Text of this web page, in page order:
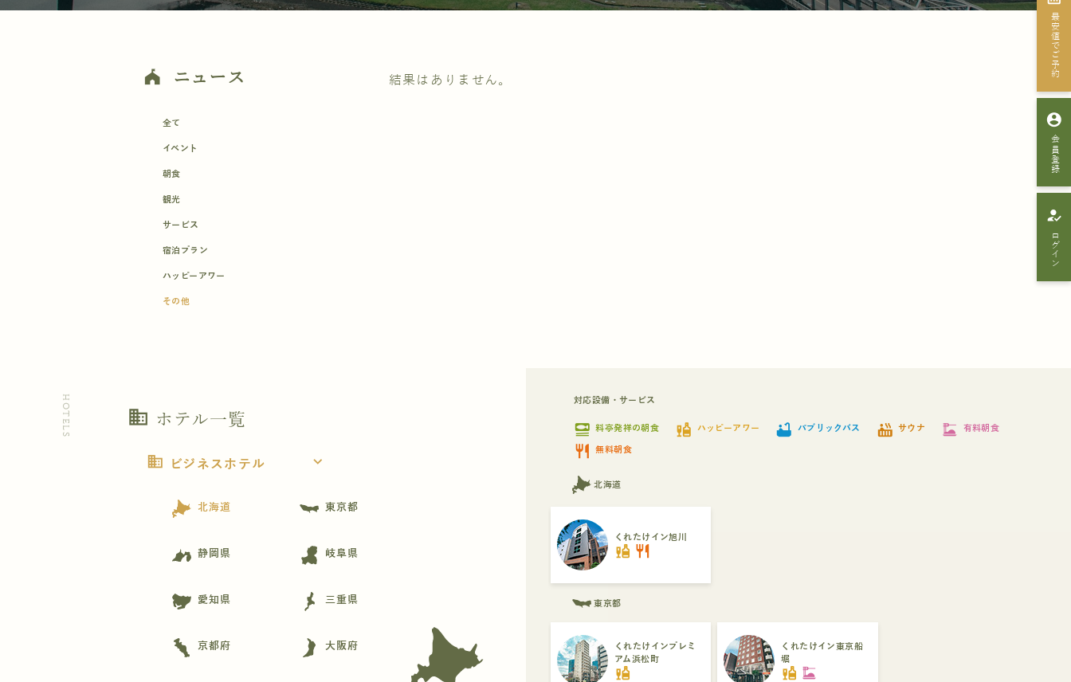
最安値でご予約
account_circle
会員登録
how_to_reg
ログイン
festival ニュース
全て
イベント
朝食
観光
サービス
宿泊プラン
ハッピーアワー
その他
結果はありません。
HOTELS business ホテル一覧
business ビジネスホテル expand_more
北海道 東京都
静岡県 岐阜県
愛知県 三重県
京都府 大阪府
対応設備・サービス
set_meal 料亭発祥の朝食 liquor ハッピーアワー bathtub パブリックバス hot_tub サウナ dinner_dining 有料朝食
restaurant 無料朝食
北海道
くれたけイン旭川
liquor restaurant
東京都
くれたけインプレミ
アム浜松町
liquor
くれたけイン東京船
堀
liquor dinner_dining